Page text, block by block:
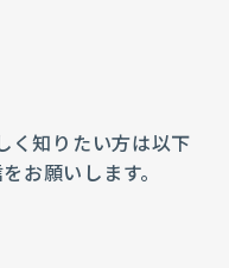
く知りたい方は以下
お願いします。